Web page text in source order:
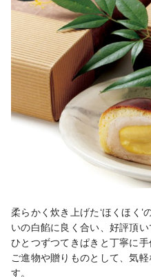
柔らかく炊き上げた‘ほくほく
いの白餡に良く合い、好評頂い
ひとつずつてきぱきと丁寧に手
ご進物や贈りものとして、気
す。